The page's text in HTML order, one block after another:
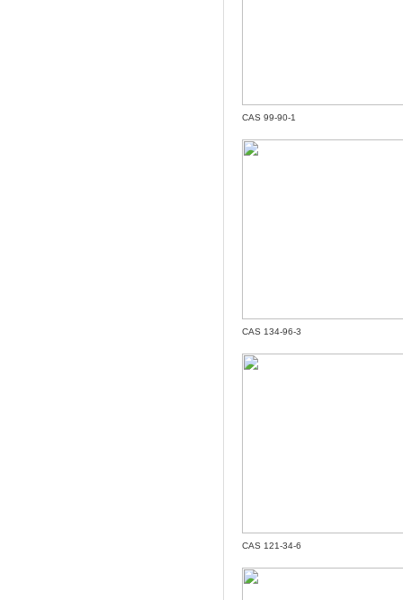
CAS 99-90-1
CAS 134-96-3
CAS 121-34-6